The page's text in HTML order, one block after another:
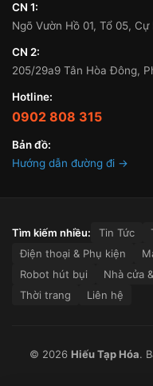
CN 1:
Ngõ Vườn Hồ 01, Tổ 05,
CN 2:
205/29a9 Tân Hòa Đông,
Hotline:
0902 808 315
Bản đồ:
Hướng dẫn đường đi →
Tìm kiếm nhiều: Tin Tức
Điện thoại & Phụ kiện
Robot hút bụi
Nhà cửa
Thời trang
Liên hệ
© 2026 Hiếu Tạp Hóa.